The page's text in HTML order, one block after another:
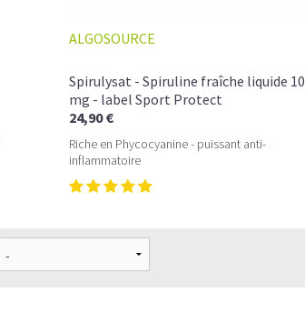
ALGOSOURCE
Spirulysat - Spiruline fraîche liquide 10
mg - label Sport Protect
24,90 €
Riche en Phycocyanine - puissant anti-
inflammatoire